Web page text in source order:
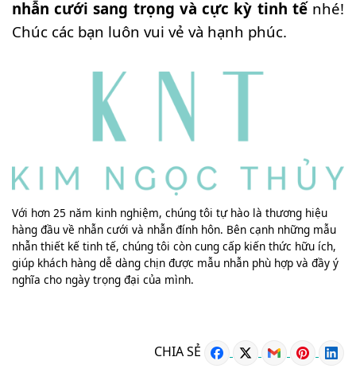
nhẫn cưới sang trọng và cực kỳ tinh tếnhé!
Chúc các bạn luôn vui vẻ và hạnh phúc.
Với hơn 25 năm kinh nghiệm, chúng tôi tự hào là thương hiệu
hàng đầu về nhẫn cưới và nhẫn đính hôn. Bên cạnh những mẫu
nhẫn thiết kế tinh tế, chúng tôi còn cung cấp kiến thức hữu ích,
giúp khách hàng dễ dàng chịn được mẫu nhẫn phù hợp và đầy ý
nghĩa cho ngày trọng đại của mình.
CHIA SẺ